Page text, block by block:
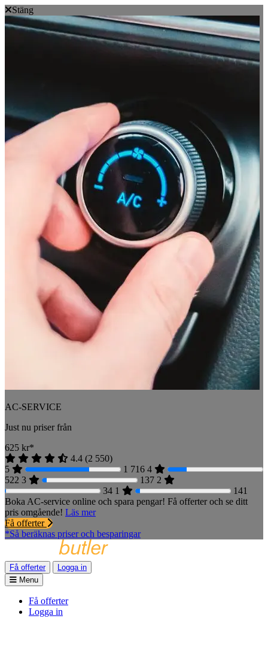
Stäng
AC-SERVICE
Just nu priser från
625 kr*
4.4 (2 550)
5
1 716 4
522 3 137 2
34 1
141
Boka AC-service online och spara pengar! Få offerter och se ditt
pris omgående! Läs mer
Få offerter
*Så beräknas priser och besparingar
Få offerter
Logga in
Menu
Få offerter
Logga in